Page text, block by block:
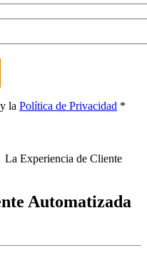
y la Política de Privacidad *
La Experiencia de Cliente
Automatizada